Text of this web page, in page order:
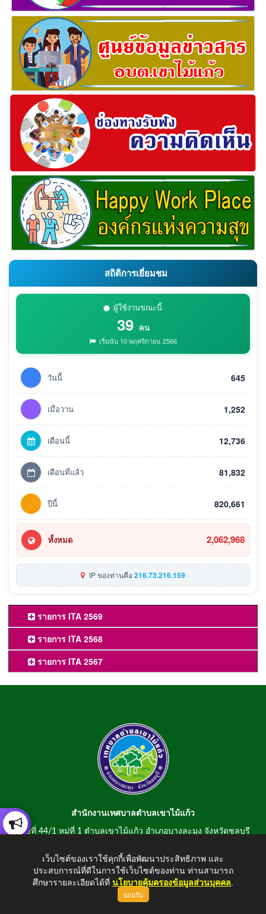
สถิติการเยี่ยมชม
ผู้ใช้งานขณะนี้
39 คน
เริ่มนับ 10 พฤศจิกายน 2566
วันนี้ 645
เมื่อวาน 1,252
เดือนนี้ 12,736
เดือนที่แล้ว 81,832
ปีนี้ 820,661
ทั้งหมด 2,062,968
IP ของท่านคือ216.73.216.159
รายการ ITA 2569
รายการ ITA 2568
รายการ ITA 2567
สำนักงานเทศบาลตำบลเขาไม้แก้ว
เลขที่ 44/1 หมู่ที่ 1 ตำบลเขาไม้แก้ว อำเภอบางละมุง จังหวัดชลบุรี
สอบถามข้อมูลโทรศัพท์/โทรสาร 0-3807-2634-5
E-mail : saraban@khaomaikaew.go.th
เว็บไซต์ของเราใช้คุกกี้เพื่อพัฒนาประสิทธิภาพ และ
ประสบการณ์ที่ดีในการใช้เว็บไซต์ของท่าน ท่านสามารถ
ศึกษารายละเอียดได้ที่ นโยบายคุ้มครองข้อมูลส่วนบุคคล.
ยอมรับ